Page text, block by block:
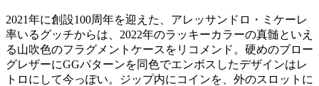
2021年に創設100周年を迎えた、アレッサンドロ・ミケーレ
率いるグッチからは、2022年のラッキーカラーの真髄といえ
る山吹色のフラグメントケースをリコメンド。硬めのブロー
グレザーにGGパターンを同色でエンボスしたデザインはレ
トロにして今っぽい。ジップ内にコインを、外のスロットに